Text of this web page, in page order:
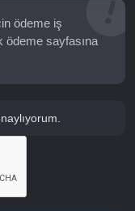
ödeme iş
ödeme sayfasına